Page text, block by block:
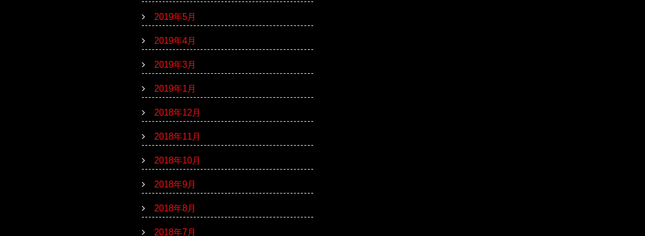
2019年5月
2019年4月
2019年3月
2019年1月
2018年12月
2018年11月
2018年10月
2018年9月
2018年8月
2018年7月